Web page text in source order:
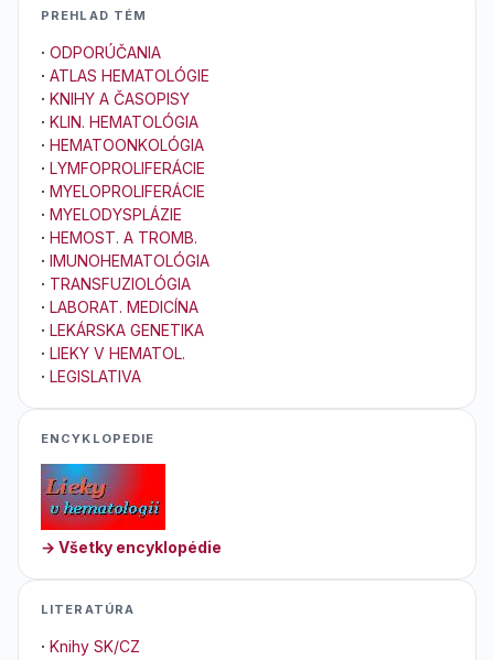
PREHLAD TÉM
· ODPORÚČANIA
· ATLAS HEMATOLÓGIE
· KNIHY A ČASOPISY
· KLIN. HEMATOLÓGIA
· HEMATOONKOLÓGIA
· LYMFOPROLIFERÁCIE
· MYELOPROLIFERÁCIE
· MYELODYSPLÁZIE
· HEMOST. A TROMB.
· IMUNOHEMATOLÓGIA
· TRANSFUZIOLÓGIA
· LABORAT. MEDICÍNA
· LEKÁRSKA GENETIKA
· LIEKY V HEMATOL.
· LEGISLATIVA
ENCYKLOPEDIE
→ Všetky encyklopédie
LITERATÚRA
· Knihy SK/CZ